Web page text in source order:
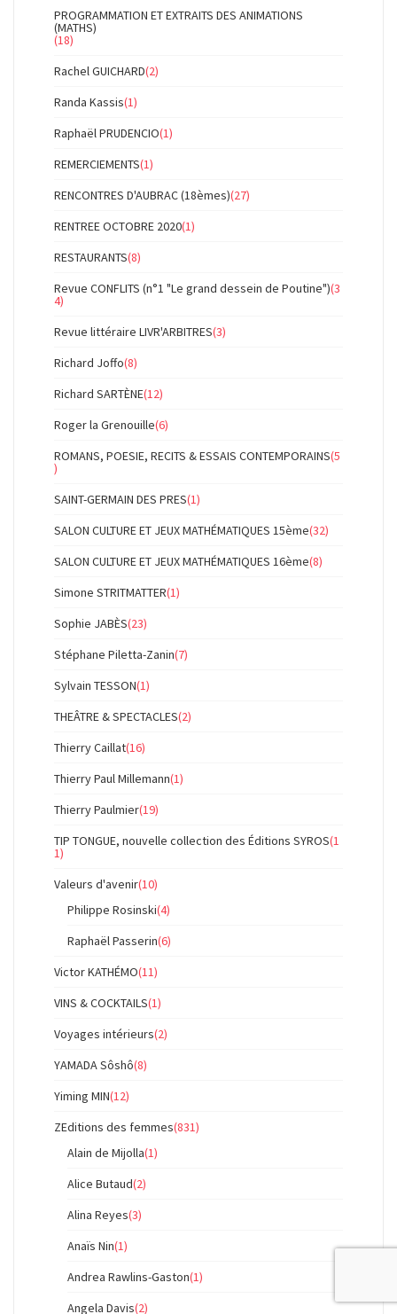
PROGRAMMATION ET EXTRAITS DES ANIMATIONS
(MATHS)
(18)
Rachel GUICHARD(2)
Randa Kassis(1)
Raphaël PRUDENCIO(1)
REMERCIEMENTS(1)
RENCONTRES D'AUBRAC (18èmes)(27)
RENTREE OCTOBRE 2020(1)
RESTAURANTS(8)
Revue CONFLITS (n°1 "Le grand dessein de Poutine")(3
4)
Revue littéraire LIVR'ARBITRES(3)
Richard Joffo(8)
Richard SARTÈNE(12)
Roger la Grenouille(6)
ROMANS, POESIE, RECITS & ESSAIS CONTEMPORAINS(5
)
SAINT-GERMAIN DES PRES(1)
SALON CULTURE ET JEUX MATHÉMATIQUES 15ème(32)
SALON CULTURE ET JEUX MATHÉMATIQUES 16ème(8)
Simone STRITMATTER(1)
Sophie JABÈS(23)
Stéphane Piletta-Zanin(7)
Sylvain TESSON(1)
THEÂTRE & SPECTACLES(2)
Thierry Caillat(16)
Thierry Paul Millemann(1)
Thierry Paulmier(19)
TIP TONGUE, nouvelle collection des Éditions SYROS(1
1)
Valeurs d'avenir(10)
Philippe Rosinski(4)
Raphaël Passerin(6)
Victor KATHÉMO(11)
VINS & COCKTAILS(1)
Voyages intérieurs(2)
YAMADA Sôshô(8)
Yiming MIN(12)
ZEditions des femmes(831)
Alain de Mijolla(1)
Alice Butaud(2)
Alina Reyes(3)
Anaïs Nin(1)
Andrea Rawlins-Gaston(1)
Angela Davis(2)